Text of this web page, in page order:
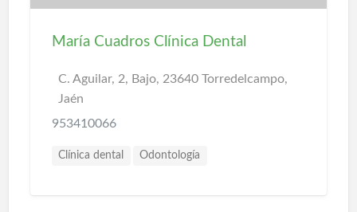
María Cuadros Clínica Dental
C. Aguilar, 2, Bajo, 23640 Torredelcampo,
Jaén
953410066
Clínica dental Odontología